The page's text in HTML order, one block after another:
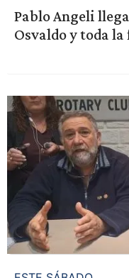
Pablo Angeli
Osvaldo y toda